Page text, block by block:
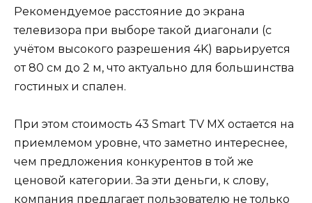
Рекомендуемое расстояние до экрана
телевизора при выборе такой диагонали (с
учётом высокого разрешения 4K) варьируется
от 80 см до 2 м, что актуально для большинства
гостиных и спален.
При этом стоимость 43 Smart TV MX остается на
приемлемом уровне, что заметно интереснее,
чем предложения конкурентов в той же
ценовой категории. За эти деньги, к слову,
компания предлагает пользователю не только